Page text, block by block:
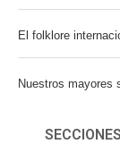
El folklore
Nuestros mayores
SECCIONES